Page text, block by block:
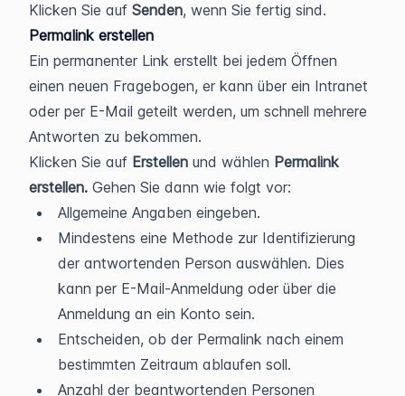
Klicken Sie auf Senden, wenn Sie fertig sind.
Permalink erstellen
Ein permanenter Link erstellt bei jedem Öffnen
einen neuen Fragebogen, er kann über ein Intranet
oder per E-Mail geteilt werden, um schnell mehrere
Antworten zu bekommen.
Klicken Sie auf Erstellen und wählen Permalink
erstellen. Gehen Sie dann wie folgt vor:
Allgemeine Angaben eingeben.
Mindestens eine Methode zur Identifizierung
der antwortenden Person auswählen. Dies
kann per E-Mail-Anmeldung oder über die
Anmeldung an ein Konto sein.
Entscheiden, ob der Permalink nach einem
bestimmten Zeitraum ablaufen soll.
Anzahl der beantwortenden Personen